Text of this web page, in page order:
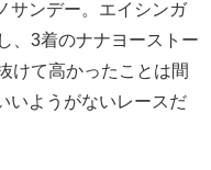
サンデー。エイシンガ
、3着のナナヨーストー
けて高かったことは間
いようがないレースだ